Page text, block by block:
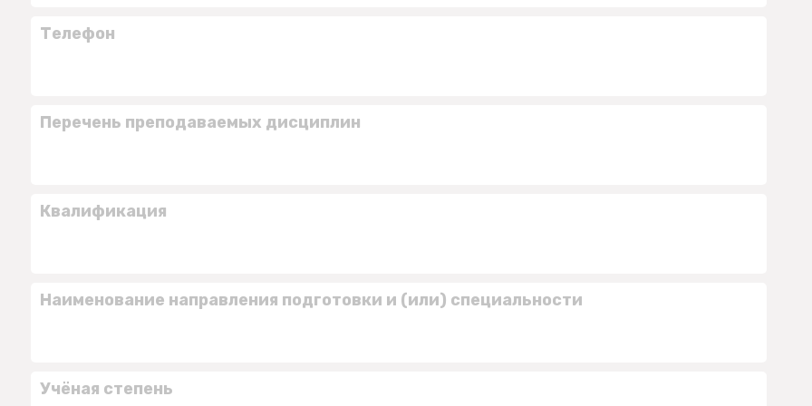
Телефон
Перечень преподаваемых дисциплин
Квалификация
Наименование направления подготовки и (или) специальности
Учёная степень